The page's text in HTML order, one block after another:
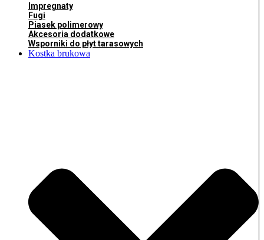
Impregnaty
Fugi
Piasek polimerowy
Akcesoria dodatkowe
Wsporniki do płyt tarasowych
Kostka brukowa